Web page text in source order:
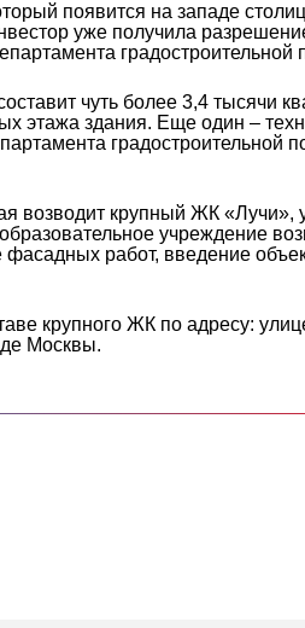
появится на западе
уже получила
градостроительной
чуть более 3,4 тысячи
этажа здания. Еще один –
градостроительной
возводит крупный ЖК «Лучи»,
учреждение
работ, введение
крупного ЖК по адресу:
Москвы.